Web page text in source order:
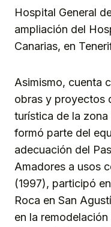
Hospital General
ampliación del
Canarias, en
Asimismo, cuenta
obras y proyectos
turística de la
formó parte del
adecuación del
Amadores a usos
(1997), participó
Roca en San
en la